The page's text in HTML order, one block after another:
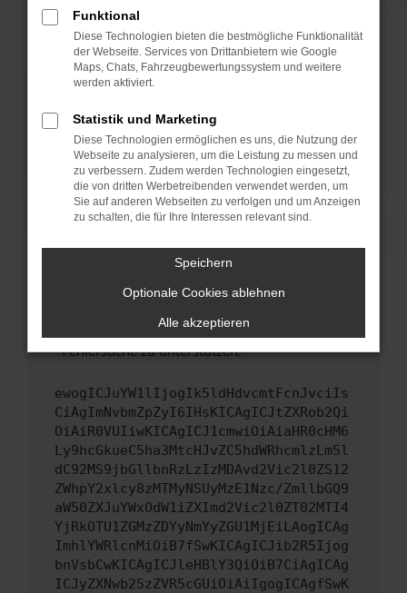
Fenster?
Starte dein Gerät neu.
Das kann manchmal helfen, vorübergehende
Probleme zu beheben.
Betriebssystem auf dem neuesten Stand
sind.
Veraltete Software birgt nicht nur ein
Sicherheitsrisiko, sondern kann auch dazu
führen, dass bestimmte Funktionen nicht mehr
unterstützt werden.
Wende dich an den Webseitenbetreiber.
Wenn du alle oben genannten Schritte versucht
hast, kontaktiere uns bitte. Wir werden
uns diesen Text schicken, um uns bei der
Fehlersuche zu unterstützen:
ewogICJuYW1lIjogIk5ldHdvcmtFcnJvciIs
CiAgImNvbmZpZyI6IHsKICAgICJtZXRob2Qi
OiAiR0VUIiwKICAgICJ1cmwiOiAiaHR0cHM6
Ly9hcGkueC5ha3MtcHJvZC5hdWRhcmlzLm5l
dC92MS9jbGllbnRzLzIzMDAvd2Vic2l0ZS12
ZWhpY2xlcy8zMTMyNSUyMzE1Nzc/ZmllbGQ9
aW50ZXJuYWxOdW1iZXImd2Vic2l0ZT02MTI4
YjRkOTU1ZGMzZDYyNmYyZGU1MjEiLAogICAg
ImhlYWRlcnMiOiB7fSwKICAgICJib2R5Ijog
bnVsbCwKICAgICJleHBlY3QiOiB7CiAgICAg
ICJyZXNwb25zZVR5cGUiOiAiIgogICAgfSwK
Funktional
Diese Technologien bieten die bestmögliche Funktionalität
der Webseite. Services von Drittanbietern wie Google
Maps, Chats, Fahrzeugbewertungssystem und weitere
werden aktiviert.
Statistik und Marketing
Diese Technologien ermöglichen es uns, die Nutzung der
Webseite zu analysieren, um die Leistung zu messen und
zu verbessern. Zudem werden Technologien eingesetzt,
die von dritten Werbetreibenden verwendet werden, um
Sie auf anderen Webseiten zu verfolgen und um Anzeigen
zu schalten, die für Ihre Interessen relevant sind.
Speichern
Optionale Cookies ablehnen
Alle akzeptieren